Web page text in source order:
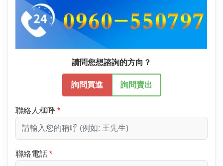
請問您想諮詢的方向？
詢問買進 詢問賣出
聯絡人稱呼
聯絡電話